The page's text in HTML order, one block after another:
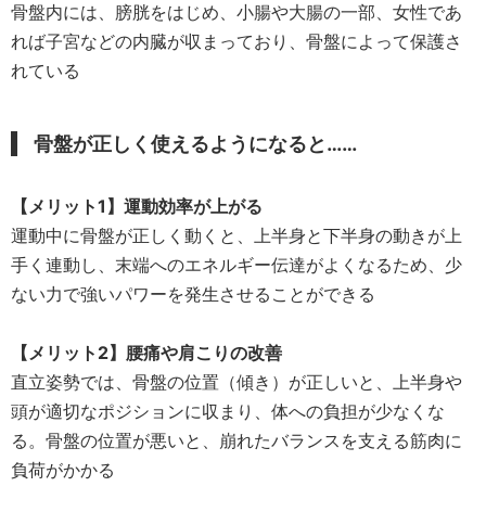
骨盤内には、膀胱をはじめ、小腸や大腸の一部、女性であ
れば子宮などの内臓が収まっており、骨盤によって保護さ
れている
骨盤が正しく使えるようになると……
【メリット1】運動効率が上がる
運動中に骨盤が正しく動くと、上半身と下半身の動きが上
手く連動し、末端へのエネルギー伝達がよくなるため、少
ない力で強いパワーを発生させることができる
【メリット2】腰痛や肩こりの改善
直立姿勢では、骨盤の位置（傾き）が正しいと、上半身や
頭が適切なポジションに収まり、体への負担が少なくな
る。骨盤の位置が悪いと、崩れたバランスを支える筋肉に
負荷がかかる